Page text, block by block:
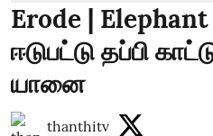
Erode | Elephant
ஈடுபட்டு தப்பி
யானை
thanthitv